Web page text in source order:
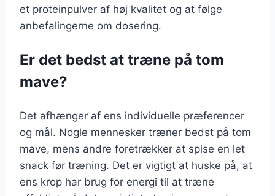
et proteinpulver af høj kvalitet og at følge
anbefalingerne om dosering.
Er det bedst at træne på tom
mave?
Det afhænger af ens individuelle præferencer
og mål. Nogle mennesker træner bedst på tom
mave, mens andre foretrækker at spise en let
snack før træning. Det er vigtigt at huske på, at
ens krop har brug for energi til at træne